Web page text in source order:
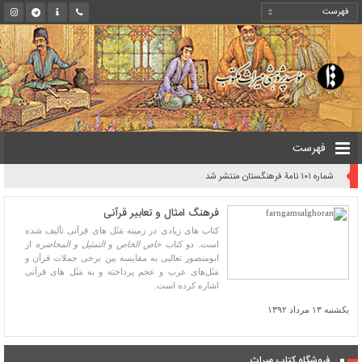
فهرست
شماره ۱۰۱ نامۀ فرهنگستان منتشر شد
فرهنگ امثال و تعابیر قرآنی
کتاب ‌های زیادی در زمینه‌‌ مَثَل ‌های قرآنی تألیف شده‌
است. دو کتاب خاص الخاص والتمثیل و المحاضره از
ابومنصور ثعالبی به مقایسه بین برخی جملات قرآن و
مَثَل‌های عرب و عجم پرداخته و به مَثَل ‌های قرآنی
اشاره کرده است.
یکشنبه ۱۳ مرداد ۱۳۹۲